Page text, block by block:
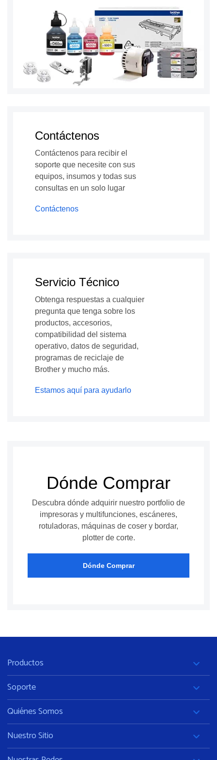
Contáctenos
Contáctenos para recibir el
soporte que necesite con sus
equipos, insumos y todas sus
consultas en un solo lugar
Contáctenos
Servicio Técnico
Obtenga respuestas a cualquier
pregunta que tenga sobre los
productos, accesorios,
compatibilidad del sistema
operativo, datos de seguridad,
programas de reciclaje de
Brother y mucho más.
Estamos aquí para ayudarlo
Dónde Comprar
Descubra dónde adquirir nuestro portfolio de
impresoras y multifunciones, escáneres,
rotuladoras, máquinas de coser y bordar,
plotter de corte.
Dónde Comprar
Productos
Soporte
Quiénes Somos
Nuestro Sitio